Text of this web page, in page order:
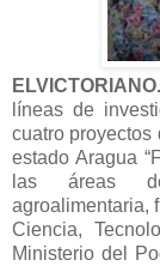
líneas de
cuatro proyectos
estado Aragua
las áreas
agroalimentaria,
Ciencia,
Ministerio del